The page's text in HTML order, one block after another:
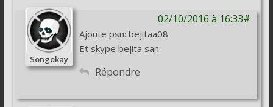
02/10/2016 à 16:33#
Songokay
Ajoute psn: bejitaa08
Et skype bejita san
Répondre